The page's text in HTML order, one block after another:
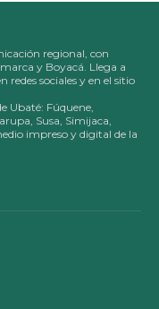
regional, con
y Boyacá. Llega a
redes sociales y en el sitio
Ubaté: Fúquene,
Susa, Simijaca,
impreso y digital de la